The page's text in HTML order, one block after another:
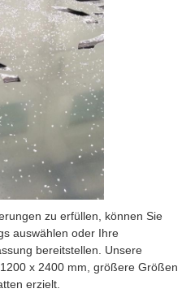
zu erfüllen, können Sie
auswählen oder Ihre
bereitstellen. Unsere
x 2400 mm, größere Größen
erzielt.